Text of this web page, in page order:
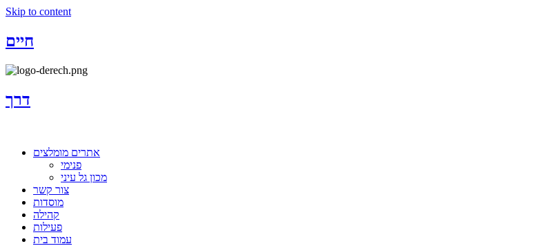
Skip to content
חיים
דרך
אתרים מומלצים
פנימי
מכון גל עיני
צור קשר
מוסדות
קהילה
פעילות
עמוד בית